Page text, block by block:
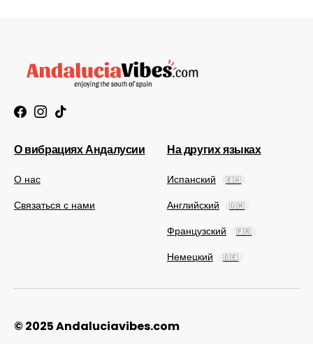
О вибрациях Андалусии
О нас
Связаться с нами
На других языках
Испанский 🇪🇦
Английский 🇺🇲
Французский 🇫🇷
Немецкий 🇩🇪
© 2025 Andaluciavibes.com